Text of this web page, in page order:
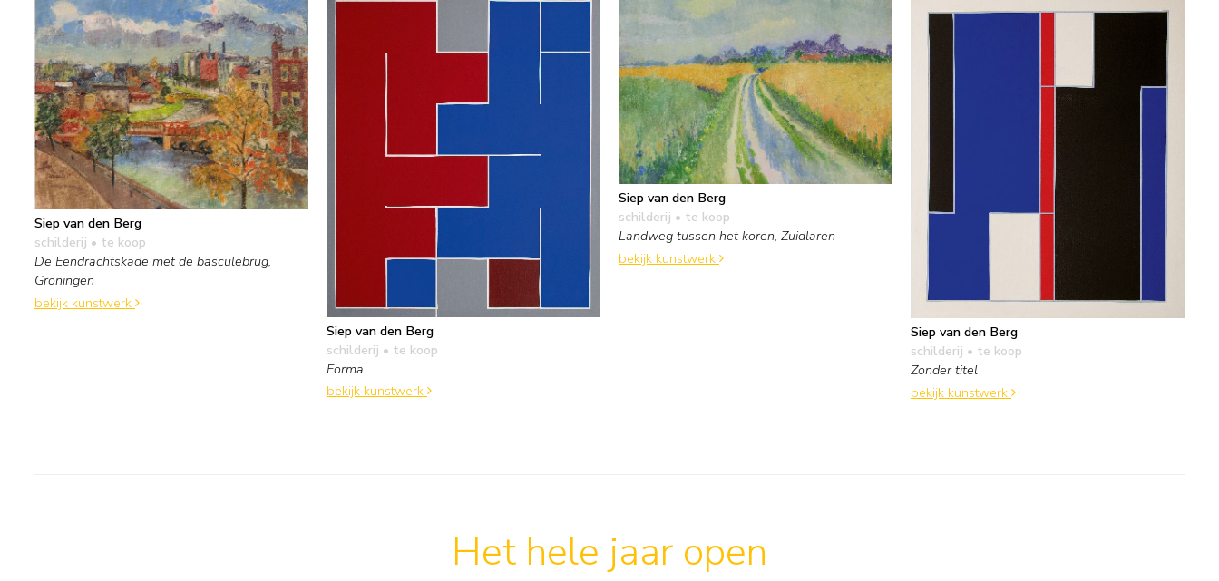
Siep van den Berg
schilderij • te koop
De Eendrachtskade met de basculebrug,
Groningen
bekijk kunstwerk
Siep van den Berg
schilderij • te koop
Forma
bekijk kunstwerk
Siep van den Berg
schilderij • te koop
Landweg tussen het koren, Zuidlaren
bekijk kunstwerk
Siep van den Berg
schilderij • te koop
Zonder titel
bekijk kunstwerk
Het hele jaar open